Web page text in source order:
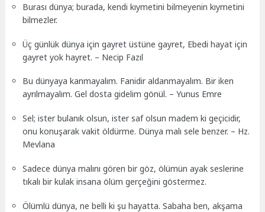
Burası dünya; burada, kendi kıymetini bilmeyenin kıymetini
bilmezler.
Üç günlük dünya için gayret üstüne gayret, Ebedi hayat için
gayret yok hayret. – Necip Fazıl
Bu dünyaya kanmayalım. Fanidir aldanmayalım. Bir iken
ayrılmayalım. Gel dosta gidelim gönül. – Yunus Emre
Sel; ister bulanık olsun, ister saf olsun madem ki geçicidir,
onu konuşarak vakit öldürme. Dünya malı sele benzer. – Hz.
Mevlana
Sadece dünya malını gören bir göz, ölümün ayak seslerine
tıkalı bir kulak insana ölüm gerçeğini göstermez.
Ölümlü dünya, ne belli ki şu hayatta. Sabaha ben, akşama